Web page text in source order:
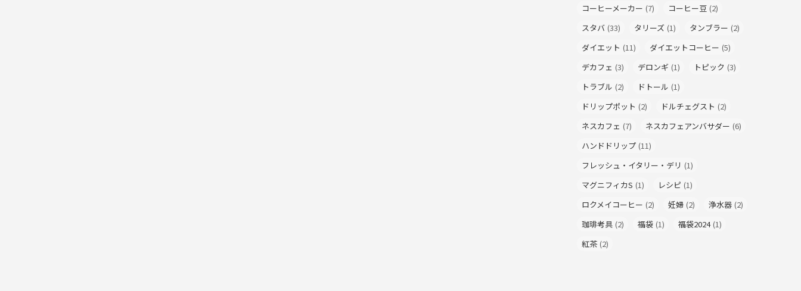
コーヒーメーカー (7) コーヒー豆 (2)
スタバ (33) タリーズ (1) タンブラー (2)
ダイエット (11) ダイエットコーヒー (5)
デカフェ (3) デロンギ (1) トピック (3)
トラブル (2) ドトール (1)
ドリップポット (2) ドルチェグスト (2)
ネスカフェ (7) ネスカフェアンバサダー (6)
ハンドドリップ (11)
フレッシュ・イタリー・デリ (1)
マグニフィカS (1) レシピ (1)
ロクメイコーヒー (2) 妊婦 (2) 浄水器 (2)
珈琲考具 (2) 福袋 (1) 福袋2024 (1)
紅茶 (2)